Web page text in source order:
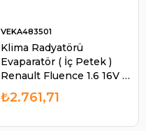
Klima Radyatörü
Evaparatör ( İç Petek )
Renault Fluence 1.6 16V -
1.5 DCI 2011-2016 /
Megane III 1.6 16V - 1.5
VEKA483501
₺2.761,71